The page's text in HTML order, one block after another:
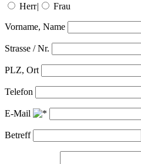
Herr| Frau
Vorname, Name
Strasse / Nr.
PLZ, Ort
Telefon
E-Mail
Betreff